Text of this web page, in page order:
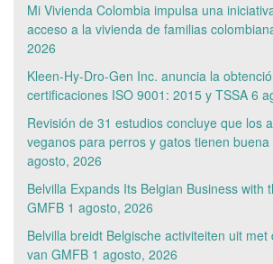
Mi Vivienda Colombia impulsa una
acceso a la vivienda de familias
2026
Kleen-Hy-Dro-Gen Inc. anuncia la
certificaciones ISO 9001: 2015 y TSSA 6
Revisión de 31 estudios concluye que los
veganos para perros y gatos tienen buena
agosto, 2026
Belvilla Expands Its Belgian Business with
GMFB 1 agosto, 2026
Belvilla breidt Belgische activiteiten uit
van GMFB 1 agosto, 2026